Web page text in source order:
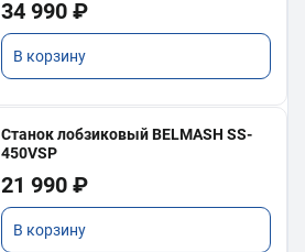
34 990 ₽
В корзину
Станок лобзиковый BELMASH SS-
450VSP
21 990 ₽
В корзину